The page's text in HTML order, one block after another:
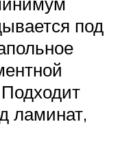
под
ламинат,